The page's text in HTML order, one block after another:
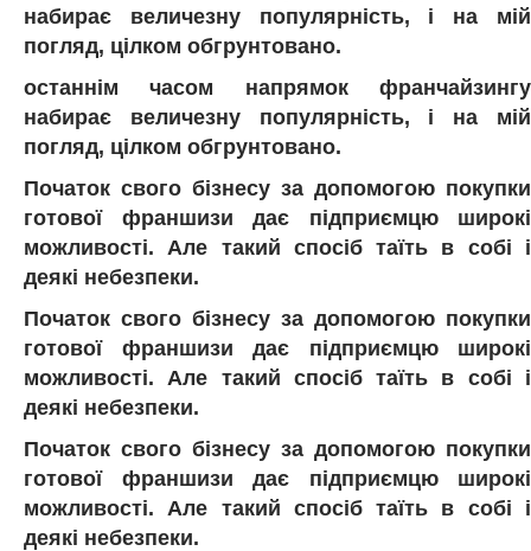
набирає величезну популярність, і на мій
погляд, цілком обгрунтовано.
останнім часом напрямок франчайзингу
набирає величезну популярність, і на мій
погляд, цілком обгрунтовано.
Початок свого бізнесу за допомогою покупки
готової франшизи дає підприємцю широкі
можливості. Але такий спосіб таїть в собі і
деякі небезпеки.
Початок свого бізнесу за допомогою покупки
готової франшизи дає підприємцю широкі
можливості. Але такий спосіб таїть в собі і
деякі небезпеки.
Початок свого бізнесу за допомогою покупки
готової франшизи дає підприємцю широкі
можливості. Але такий спосіб таїть в собі і
деякі небезпеки.